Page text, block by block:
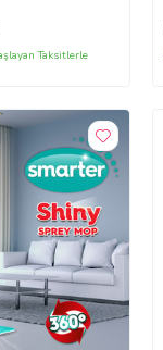
Taksitlerle